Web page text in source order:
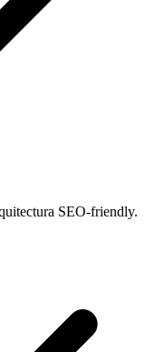
SEO-friendly.